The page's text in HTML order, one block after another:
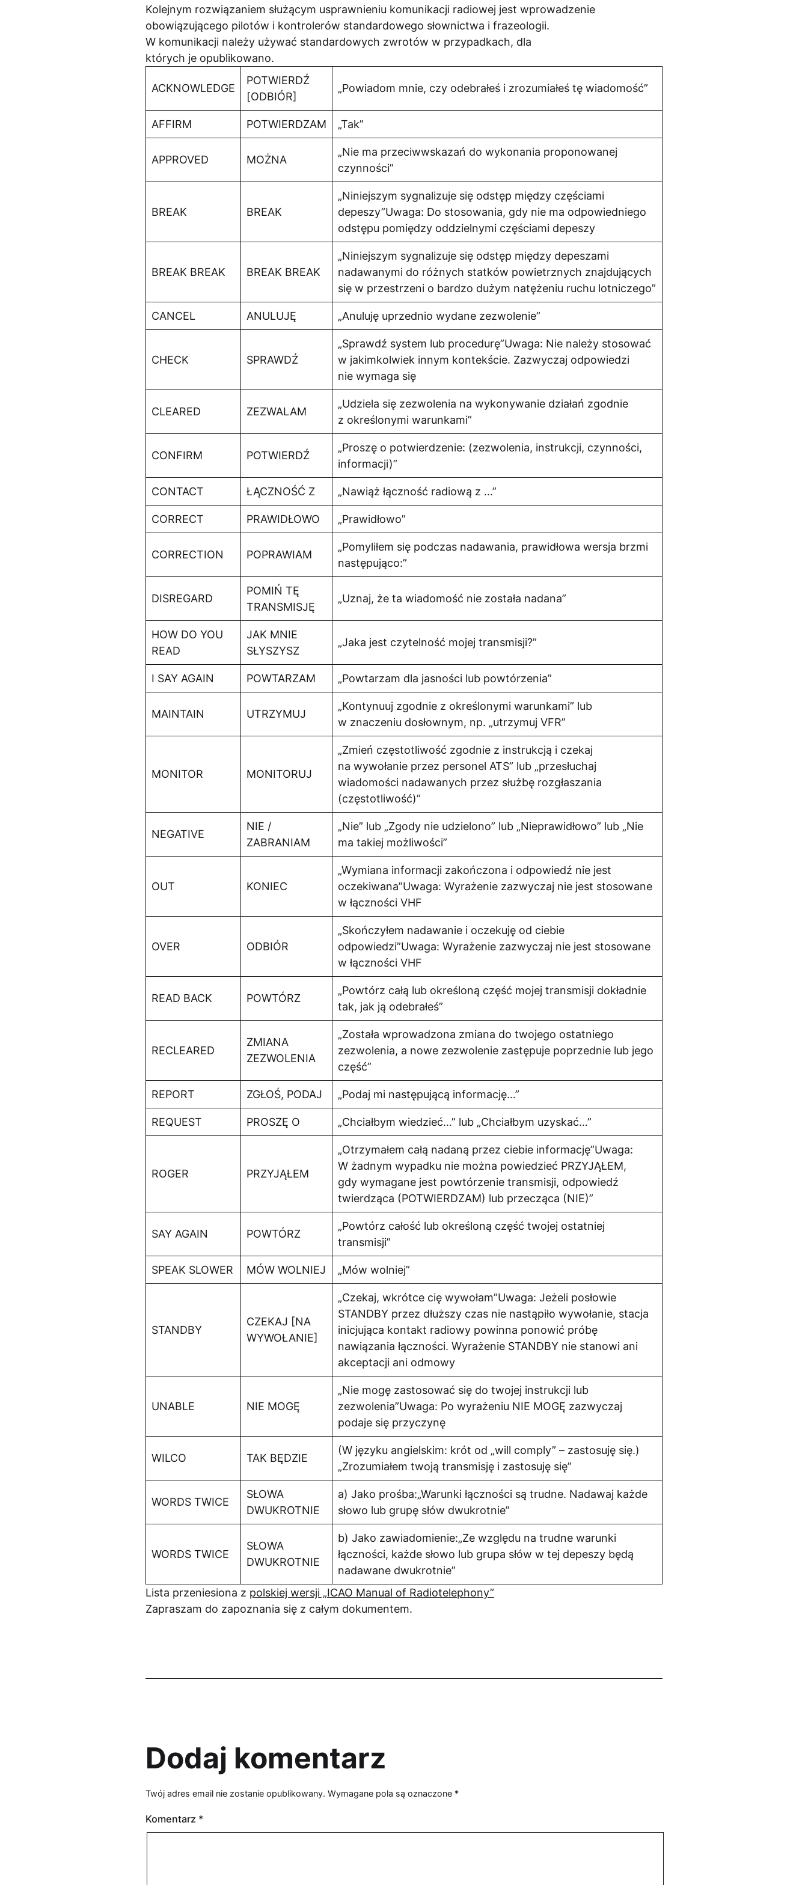
Kolejnym rozwiązaniem służącym usprawnieniu komunikacji radiowej jest wprowadzenie
obowiązującego pilotów i kontrolerów standardowego słownictwa i frazeologii.
W komunikacji należy używać standardowych zwrotów w przypadkach, dla
których je opublikowano.
ACKNOWLEDGE
POTWIERDŹ
[ODBIÓR]
„Powiadom mnie, czy odebrałeś i zrozumiałeś tę wiadomość”
AFFIRM POTWIERDZAM „Tak”
APPROVED MOŻNA
„Nie ma przeciwwskazań do wykonania proponowanej
czynności”
BREAK BREAK
„Niniejszym sygnalizuje się odstęp między częściami
depeszy”Uwaga: Do stosowania, gdy nie ma odpowiedniego
odstępu pomiędzy oddzielnymi częściami depeszy
BREAK BREAK BREAK BREAK
„Niniejszym sygnalizuje się odstęp między depeszami
nadawanymi do różnych statków powietrznych znajdujących
się w przestrzeni o bardzo dużym natężeniu ruchu lotniczego”
CANCEL ANULUJĘ „Anuluję uprzednio wydane zezwolenie”
CHECK SPRAWDŹ
„Sprawdź system lub procedurę”Uwaga: Nie należy stosować
w jakimkolwiek innym kontekście. Zazwyczaj odpowiedzi
nie wymaga się
CLEARED ZEZWALAM
„Udziela się zezwolenia na wykonywanie działań zgodnie
z określonymi warunkami”
CONFIRM POTWIERDŹ
„Proszę o potwierdzenie: (zezwolenia, instrukcji, czynności,
informacji)”
CONTACT ŁĄCZNOŚĆ Z „Nawiąż łączność radiową z …”
CORRECT PRAWIDŁOWO „Prawidłowo”
CORRECTION POPRAWIAM
„Pomyliłem się podczas nadawania, prawidłowa wersja brzmi
następująco:”
DISREGARD
POMIŃ TĘ
TRANSMISJĘ
„Uznaj, że ta wiadomość nie została nadana”
HOW DO YOU
READ
JAK MNIE
SŁYSZYSZ
„Jaka jest czytelność mojej transmisji?”
I SAY AGAIN POWTARZAM „Powtarzam dla jasności lub powtórzenia”
MAINTAIN UTRZYMUJ
„Kontynuuj zgodnie z określonymi warunkami” lub
w znaczeniu dosłownym, np. „utrzymuj VFR”
MONITOR MONITORUJ
„Zmień częstotliwość zgodnie z instrukcją i czekaj
na wywołanie przez personel ATS” lub „przesłuchaj
wiadomości nadawanych przez służbę rozgłaszania
(częstotliwość)”
NEGATIVE
NIE /
ZABRANIAM
„Nie” lub „Zgody nie udzielono” lub „Nieprawidłowo” lub „Nie
ma takiej możliwości”
OUT KONIEC
„Wymiana informacji zakończona i odpowiedź nie jest
oczekiwana”Uwaga: Wyrażenie zazwyczaj nie jest stosowane
w łączności VHF
OVER ODBIÓR
„Skończyłem nadawanie i oczekuję od ciebie
odpowiedzi”Uwaga: Wyrażenie zazwyczaj nie jest stosowane
w łączności VHF
READ BACK POWTÓRZ
„Powtórz całą lub określoną część mojej transmisji dokładnie
tak, jak ją odebrałeś”
RECLEARED
ZMIANA
ZEZWOLENIA
„Została wprowadzona zmiana do twojego ostatniego
zezwolenia, a nowe zezwolenie zastępuje poprzednie lub jego
część”
REPORT ZGŁOŚ, PODAJ „Podaj mi następującą informację…”
REQUEST PROSZĘ O „Chciałbym wiedzieć…” lub „Chciałbym uzyskać…”
ROGER PRZYJĄŁEM
„Otrzymałem całą nadaną przez ciebie informację”Uwaga:
W żadnym wypadku nie można powiedzieć PRZYJĄŁEM,
gdy wymagane jest powtórzenie transmisji, odpowiedź
twierdząca (POTWIERDZAM) lub przecząca (NIE)”
SAY AGAIN POWTÓRZ
„Powtórz całość lub określoną część twojej ostatniej
transmisji”
SPEAK SLOWER MÓW WOLNIEJ „Mów wolniej”
STANDBY
CZEKAJ [NA
WYWOŁANIE]
„Czekaj, wkrótce cię wywołam”Uwaga: Jeżeli posłowie
STANDBY przez dłuższy czas nie nastąpiło wywołanie, stacja
inicjująca kontakt radiowy powinna ponowić próbę
nawiązania łączności. Wyrażenie STANDBY nie stanowi ani
akceptacji ani odmowy
UNABLE NIE MOGĘ
„Nie mogę zastosować się do twojej instrukcji lub
zezwolenia”Uwaga: Po wyrażeniu NIE MOGĘ zazwyczaj
podaje się przyczynę
WILCO TAK BĘDZIE
(W języku angielskim: krót od „will comply” – zastosuję się.)
„Zrozumiałem twoją transmisję i zastosuję się”
WORDS TWICE
SŁOWA
DWUKROTNIE
a) Jako prośba:„Warunki łączności są trudne. Nadawaj każde
słowo lub grupę słów dwukrotnie”
WORDS TWICE
SŁOWA
DWUKROTNIE
b) Jako zawiadomienie:„Ze względu na trudne warunki
łączności, każde słowo lub grupa słów w tej depeszy będą
nadawane dwukrotnie”
Lista przeniesiona z polskiej wersji „ICAO Manual of Radiotelephony”
Zapraszam do zapoznania się z całym dokumentem.
Dodaj komentarz
Twój adres email nie zostanie opublikowany. Wymagane pola są oznaczone *
Komentarz *